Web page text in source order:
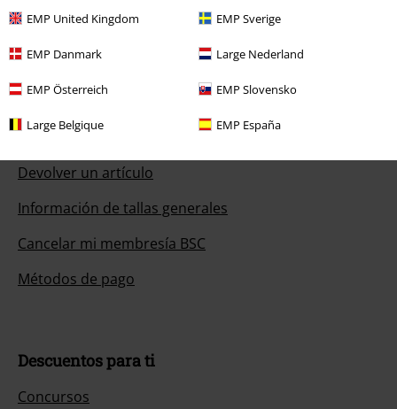
EMP United Kingdom EMP Sverige
EMP Danmark Large Nederland
EMP Österreich EMP Slovensko
Large Belgique EMP España
Servicio Atención al Cliente
Ayuda (FAQ)
Política de Devolución
Devolver un artículo
Información de tallas generales
Cancelar mi membresía BSC
Métodos de pago
Descuentos para ti
Concursos